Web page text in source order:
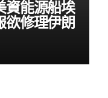
資能源船埃
修理伊朗